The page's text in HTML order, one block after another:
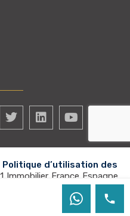
Politique d’utilisation des
Immobilier France Espagne